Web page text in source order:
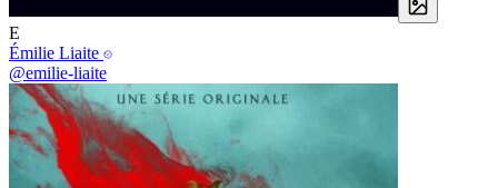
E
Émilie Liaite
@emilie-liaite